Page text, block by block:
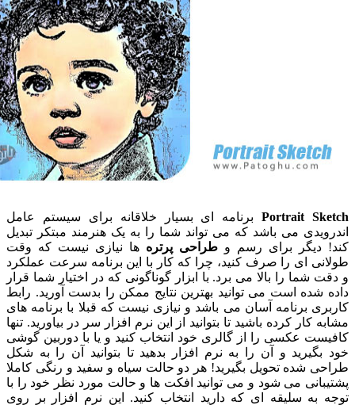
Portraitبرنامه ای بسیار خلاقانه برای سیستم عامل
می باشد که می تواند شما را به یک هنرمند مبتکر تبدیل
برای رسم وطراحی پرترهها نیازی نیست که وقت
ای را صرف کنید، چرا که کار با این برنامه سرعت عملکرد
را بالا می برد. با ابزار گوناگونی که در اختیار شما قرار
است می توانید بهترین نتایج ممکن را بدست آورید. رابط
برنامه آسان می باشد و نیازی نیست که قبلا با برنامه های
کرده باشید تا بتوانید از این نرم افزار سر در بیاورید. تنها
عکسی را از گالری خود انتخاب کنید و یا با دوربین گوشی
و آن را به نرم افزار بدهید تا بتوانید آن را به شکل
شده تحویل بگیرید! هر دو حالت سیاه و سفید و رنگی کاملا
می شود و می توانید افکت ها و حالت مورد نظر خود را با
سلیقه ای که دارید انتخاب کنید. این نرم افزار بر روی